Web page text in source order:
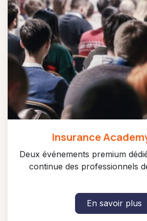
Insurance
Deux événements premium
continue des professionnels
En savoir plus